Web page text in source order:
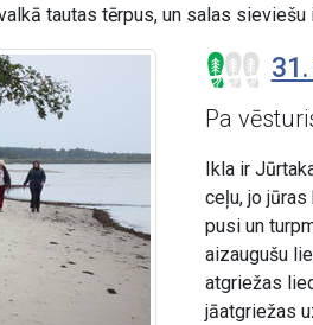
tautas tērpus, un salas
Pa
Ikla ir
ceļu, jo
pusi un
aizaugušu
atgriežas
jāatgriežas